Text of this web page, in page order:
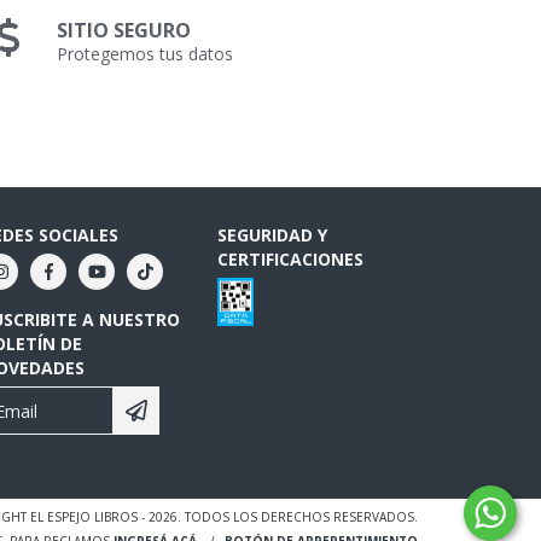
SITIO SEGURO
Protegemos tus datos
SOCIALES
A NUESTRO
DE
SEGURIDAD Y
CERTIFICACIONES
EL ESPEJO LIBROS - 2026. TODOS LOS DERECHOS RESERVADOS.